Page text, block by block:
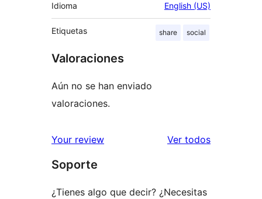
Idioma English (US)
Etiquetas share social
Valoraciones
Aún no se han enviado
valoraciones.
Your review Ver todoslos
Soporte
¿Tienes algo que decir? ¿Necesitas